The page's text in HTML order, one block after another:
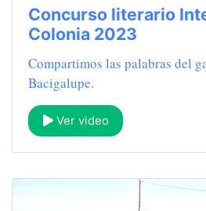
Concurso literario
Colonia 2023
Compartimos las palabras del
Bacigalupe.
Ver video